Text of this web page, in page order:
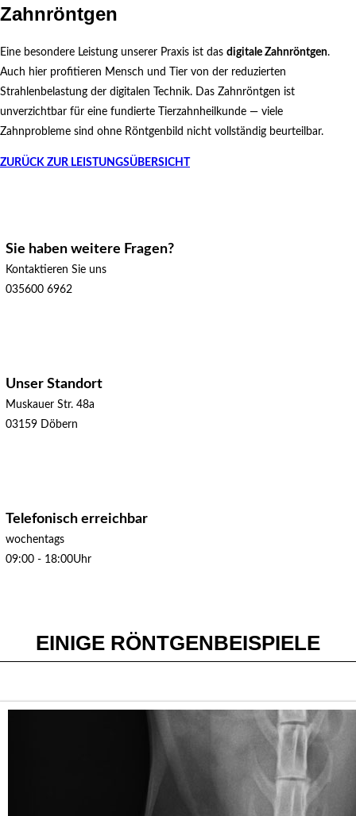
Zahnröntgen
Eine besondere Leistung unserer Praxis ist das digitale Zahnröntgen.
Auch hier profitieren Mensch und Tier von der reduzierten
Strahlenbelastung der digitalen Technik. Das Zahnröntgen ist
unverzichtbar für eine fundierte Tierzahnheilkunde — viele
Zahnprobleme sind ohne Röntgenbild nicht vollständig beurteilbar.
ZURÜCK ZUR LEISTUNGSÜBERSICHT
Sie haben weitere Fragen?
Kontaktieren Sie uns
035600 6962
Unser Standort
Muskauer Str. 48a
03159 Döbern
Telefonisch erreichbar
wochentags
09:00 - 18:00Uhr
EINIGE RÖNTGENBEISPIELE